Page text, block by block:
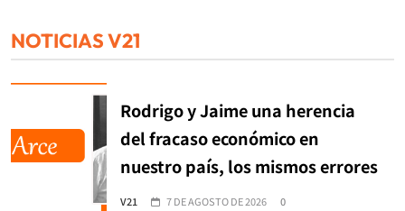
NOTICIAS V21
Rodrigo y Jaime una herencia
del fracaso económico en
nuestro país, los mismos errores
V21 7 DE AGOSTO DE 2026 0